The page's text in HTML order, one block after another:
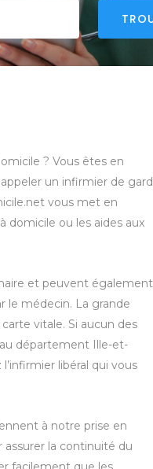
? Vous êtes en
un infirmier de
vous met en
domicile ou les aides aux
et peuvent également
le médecin. La grande
vitale. Si aucun des
département Ille-et-
libéral qui vous
à notre prise en
la continuité du